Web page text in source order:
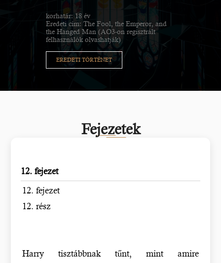
korhatár: 18 év
Eredeti cím: The Fool, the Emperor, and
the Hanged Man (AO3-on regisztrált
felhasználók olvashatják)
EREDETI TÖRTÉNET
Fejezetek
12. fejezet
12. fejezet
12. rész
Harry tisztábbnak tűnt, mint amire